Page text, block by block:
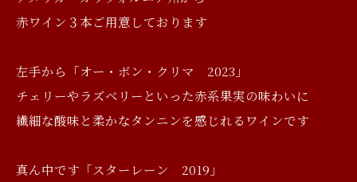
赤ワイン３本ご用意しております
左手から「オー・ボン・クリマ 2023」
チェリーやラズベリーといった赤系果実の味わいに
繊細な酸味と柔かなタンニンを感じれるワインです
真ん中です「スターレーン 2019」